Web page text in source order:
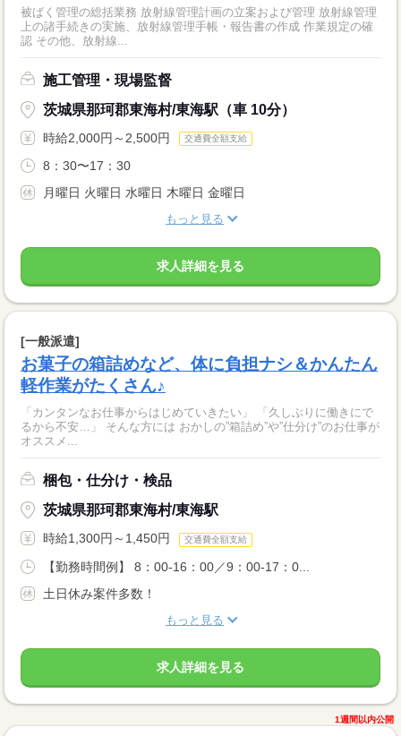
被ばく管理の総括業務 放射線管理計画の立案および管理 放射線管理
上の諸手続きの実施、放射線管理手帳・報告書の作成 作業規定の確
認 その他、放射線...
施工管理・現場監督
茨城県那珂郡東海村/東海駅（車 10分）
時給2,000円～2,500円 交通費全額支給
8：30〜17：30
月曜日 火曜日 水曜日 木曜日 金曜日
もっと見る
求人詳細を見る
[一般派遣]
お菓子の箱詰めなど、体に負担ナシ＆かんたん
軽作業がたくさん♪
「カンタンなお仕事からはじめていきたい」 「久しぶりに働きにで
るから不安…」 そんな方には おかしの”箱詰め”や”仕分け”のお仕事が
オススメ...
梱包・仕分け・検品
茨城県那珂郡東海村/東海駅
時給1,300円～1,450円 交通費全額支給
【勤務時間例】 8：00-16：00／9：00-17：0...
土日休み案件多数！
もっと見る
求人詳細を見る
1週間以内公開